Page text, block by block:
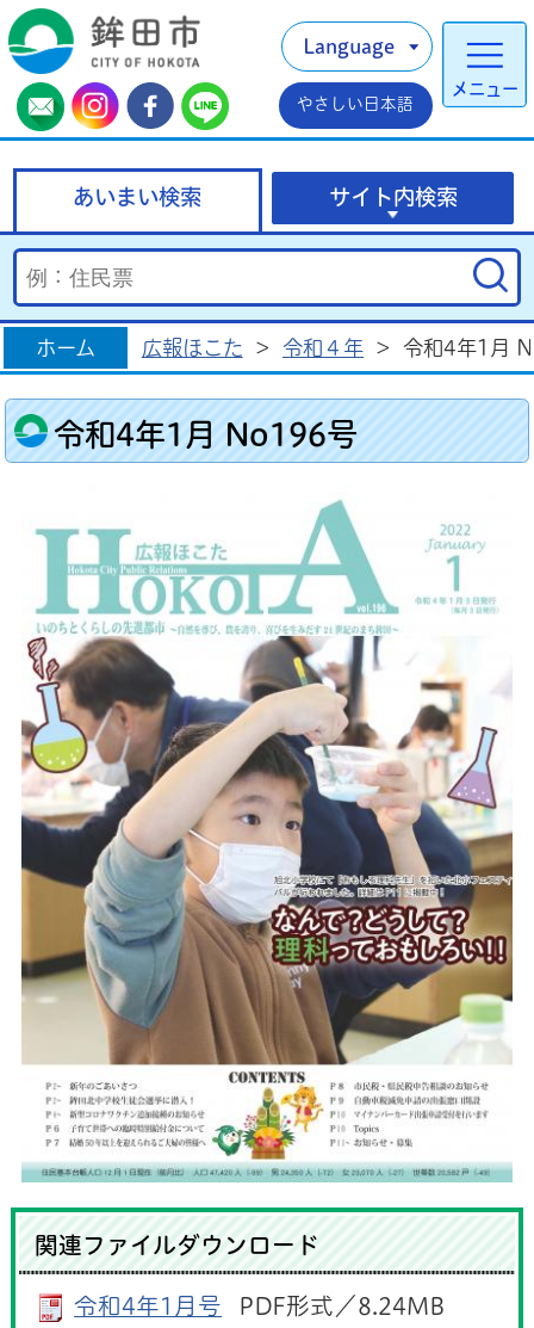
メニュー
Language
やさしい日本語
あいまい検索 サイト内検索
ホーム 広報ほこた > 令和４年 > 令和4年1月
令和4年1月 No196号
関連ファイルダウンロード
令和4年1月号 PDF形式／8.24MB